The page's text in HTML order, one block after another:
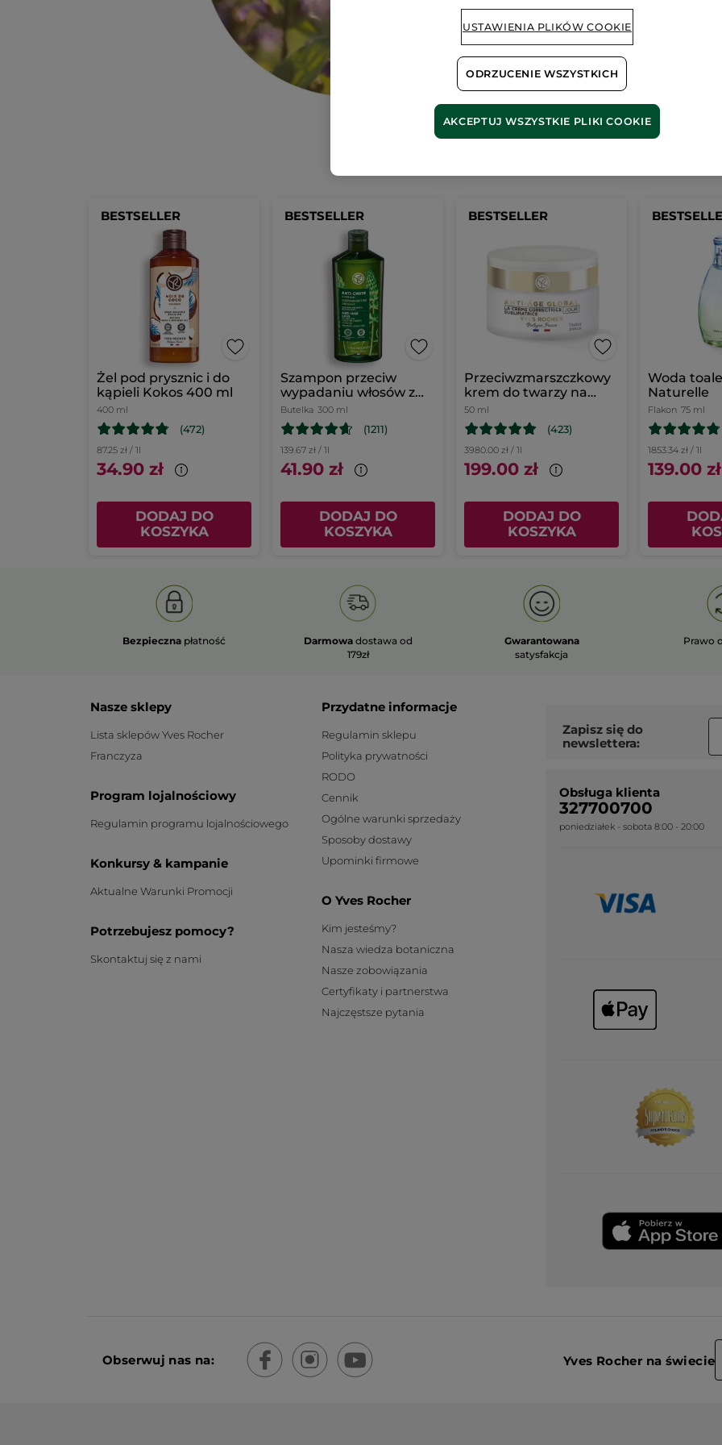
Wygląda na to, że ta strona
nieprawidłowy.
BESTSELLER
Żel pod prysznic i do
kąpieli Kokos 400 ml
400 ml
(472)
87.25 zł / 1l
34.90 zł
DODAJ DO
KOSZYKA
BESTSELLER
Szampon przeciw
wypadaniu włosów z
białym łubinem
Butelka 300 ml
(1211)
139.67 zł / 1l
41.90 zł
DODAJ DO
KOSZYKA
BESTSELLER
Przeciwzmarszczkowy
krem do twarzy na
dzień
50 ml
(423)
3980.00 zł / 1l
199.00 zł
DODAJ DO
KOSZYKA
Woda
Naturelle
Flakon 75 ml
1853.34 zł / 1l
139.00 zł
Bezpieczna płatność Darmowa dostawa od
179zł
Gwarantowana
satysfakcja
Prawo
Nasze sklepy
Lista sklepów Yves Rocher
Franczyza
Program lojalnościowy
Regulamin programu lojalnościowego
Konkursy & kampanie
Aktualne Warunki Promocji
Potrzebujesz pomocy?
Skontaktuj się z nami
Przydatne informacje
Regulamin sklepu
Polityka prywatności
RODO
Cennik
Ogólne warunki sprzedaży
Sposoby dostawy
Upominki firmowe
O Yves Rocher
Kim jesteśmy?
Nasza wiedza botaniczna
Nasze zobowiązania
Certyfikaty i partnerstwa
Najczęstsze pytania
Zapisz się do
newslettera:
Obsługa klienta
327700700
poniedziałek - sobota 8:00 - 20:00
Obserwuj nas na: Yves Rocher na świecie
USTAWIENIA PLIKÓW COOKIE
ODRZUCENIE WSZYSTKICH
AKCEPTUJ WSZYSTKIE PLIKI COOKIE